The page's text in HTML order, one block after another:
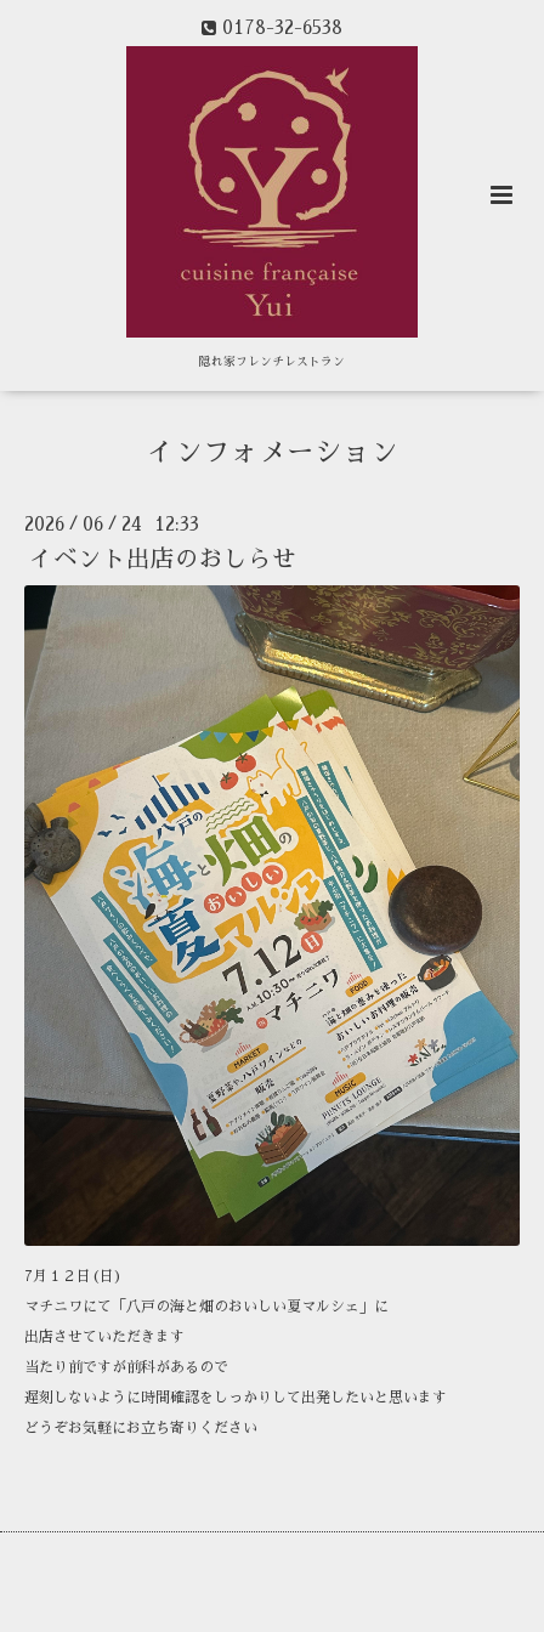
0178-32-6538
隠れ家フレンチレストラン
インフォメーション
2026 / 06 / 24 12:33
イベント出店のおしらせ
7月１２日(日)
マチニワにて「八戸の海と畑のおいしい夏マルシェ」に
出店させていただきます
当たり前ですが前科があるので
遅刻しないように時間確認をしっかりして出発したいと思います
どうぞお気軽にお立ち寄りください